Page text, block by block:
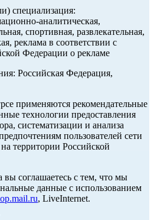
специализация:
аналитическая,
спортивная, развлекательная,
реклама в соответствии с
Федерации о рекламе
Российская Федерация,
применяются рекомендательные
технологии предоставления
систематизации и анализа
пользователей сети
территории Российской
соглашаетесь с тем, что мы
данные с использованием
, LiveInternet.